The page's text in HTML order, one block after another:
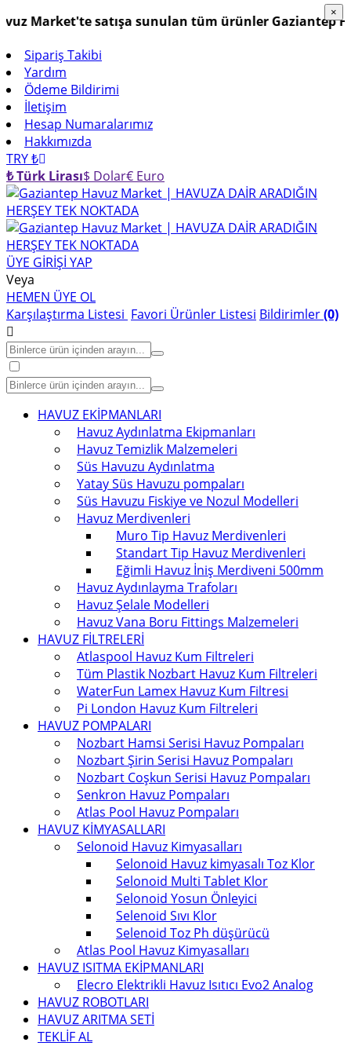
Market'te satışa sunulan tüm ürünler Gaziantep
Sipariş Takibi
Yardım
Ödeme Bildirimi
İletişim
Hesap Numaralarımız
Hakkımızda
TRY ₺
₺ Türk Lirası$ Dolar€ Euro
ÜYE GİRİŞİ YAP
Veya
HEMEN ÜYE OL
Karşılaştırma Listesi Favori Ürünler Listesi Bildirimler(0)
HAVUZ EKİPMANLARI
Havuz Aydınlatma Ekipmanları
Havuz Temizlik Malzemeleri
Süs Havuzu Aydınlatma
Yatay Süs Havuzu pompaları
Süs Havuzu Fiskiye ve Nozul Modelleri
Havuz Merdivenleri
Muro Tip Havuz Merdivenleri
Standart Tip Havuz Merdivenleri
Eğimli Havuz İniş Merdiveni 500mm
Havuz Aydınlayma Trafoları
Havuz Şelale Modelleri
Havuz Vana Boru Fittings Malzemeleri
HAVUZ FİLTRELERİ
Atlaspool Havuz Kum Filtreleri
Tüm Plastik Nozbart Havuz Kum Filtreleri
WaterFun Lamex Havuz Kum Filtresi
Pi London Havuz Kum Filtreleri
HAVUZ POMPALARI
Nozbart Hamsi Serisi Havuz Pompaları
Nozbart Şirin Serisi Havuz Pompaları
Nozbart Coşkun Serisi Havuz Pompaları
Senkron Havuz Pompaları
Atlas Pool Havuz Pompaları
HAVUZ KİMYASALLARI
Selonoid Havuz Kimyasalları
Selonoid Havuz kimyasalı Toz Klor
Selonoid Multi Tablet Klor
Selonoid Yosun Önleyici
Selenoid Sıvı Klor
Selenoid Toz Ph düşürücü
Atlas Pool Havuz Kimyasalları
HAVUZ ISITMA EKİPMANLARI
Elecro Elektrikli Havuz Isıtıcı Evo2 Analog
HAVUZ ROBOTLARI
HAVUZ ARITMA SETİ
TEKLİF AL
×
×